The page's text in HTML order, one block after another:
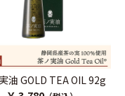
油 GOLD TEA OIL 92g